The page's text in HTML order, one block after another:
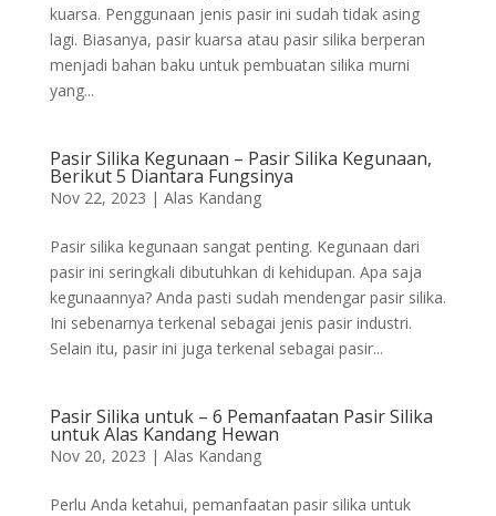
kuarsa. Penggunaan jenis pasir ini sudah tidak asing
lagi. Biasanya, pasir kuarsa atau pasir silika berperan
menjadi bahan baku untuk pembuatan silika murni
yang...
Pasir Silika Kegunaan – Pasir Silika Kegunaan,
Berikut 5 Diantara Fungsinya
Nov 22, 2023 | Alas Kandang
Pasir silika kegunaan sangat penting. Kegunaan dari
pasir ini seringkali dibutuhkan di kehidupan. Apa saja
kegunaannya? Anda pasti sudah mendengar pasir silika.
Ini sebenarnya terkenal sebagai jenis pasir industri.
Selain itu, pasir ini juga terkenal sebagai pasir...
Pasir Silika untuk – 6 Pemanfaatan Pasir Silika
untuk Alas Kandang Hewan
Nov 20, 2023 | Alas Kandang
Perlu Anda ketahui, pemanfaatan pasir silika untuk